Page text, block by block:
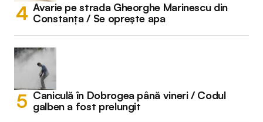
Avarie pe strada Gheorghe Marinescu din
Constanța / Se oprește apa
Caniculă în Dobrogea până vineri / Codul
galben a fost prelungit